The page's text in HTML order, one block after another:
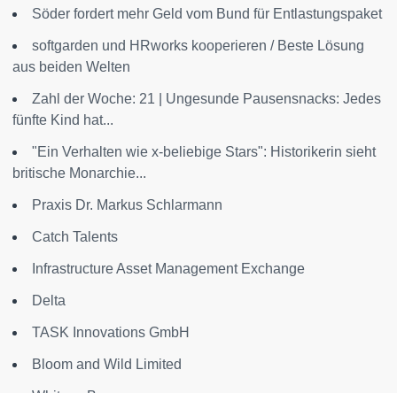
Söder fordert mehr Geld vom Bund für Entlastungspaket
softgarden und HRworks kooperieren / Beste Lösung
aus beiden Welten
Zahl der Woche: 21 | Ungesunde Pausensnacks: Jedes
fünfte Kind hat...
"Ein Verhalten wie x-beliebige Stars": Historikerin sieht
britische Monarchie...
Praxis Dr. Markus Schlarmann
Catch Talents
Infrastructure Asset Management Exchange
Delta
TASK Innovations GmbH
Bloom and Wild Limited